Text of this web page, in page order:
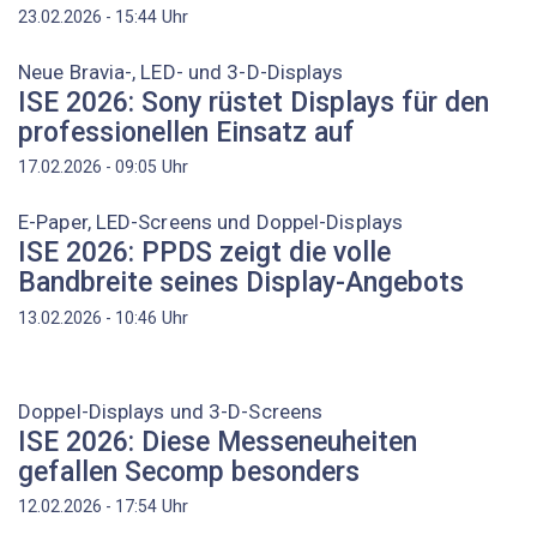
23.02.2026 - 15:44 Uhr
Neue Bravia-, LED- und 3-D-Displays
ISE 2026: Sony rüstet Displays für den
professionellen Einsatz auf
17.02.2026 - 09:05 Uhr
E-Paper, LED-Screens und Doppel-Displays
ISE 2026: PPDS zeigt die volle
Bandbreite seines Display-Angebots
13.02.2026 - 10:46 Uhr
Doppel-Displays und 3-D-Screens
ISE 2026: Diese Messeneuheiten
gefallen Secomp besonders
12.02.2026 - 17:54 Uhr